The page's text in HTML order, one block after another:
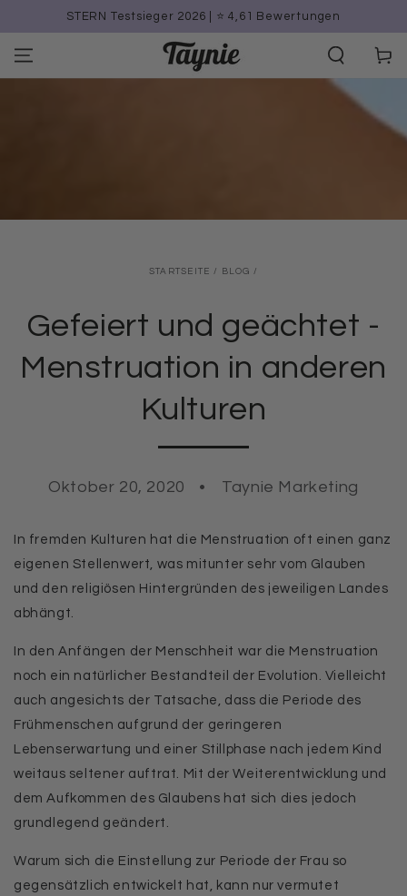
ZUM INHALT
SPRINGEN
STERN Testsieger 2026 | ⭐️ 4,61 Bewertungen
STARTSEITE / BLOG /
Gefeiert und geächtet -
Menstruation in anderen
Kulturen
Oktober 20, 2020 Taynie Marketing
In fremden Kulturen hat die Menstruation oft einen ganz
eigenen Stellenwert, was mitunter sehr vom Glauben
und den religiösen Hintergründen des jeweiligen Landes
abhängt.
In den Anfängen der Menschheit war die Menstruation
noch ein natürlicher Bestandteil der Evolution. Vielleicht
auch angesichts der Tatsache, dass die Periode des
Frühmenschen aufgrund der geringeren
Lebenserwartung und einer Stillphase nach jedem Kind
weitaus seltener auftrat. Mit der Weiterentwicklung und
dem Aufkommen des Glaubens hat sich dies jedoch
grundlegend geändert.
Warum sich die Einstellung zur Periode der Frau so
gegensätzlich entwickelt hat, kann nur vermutet